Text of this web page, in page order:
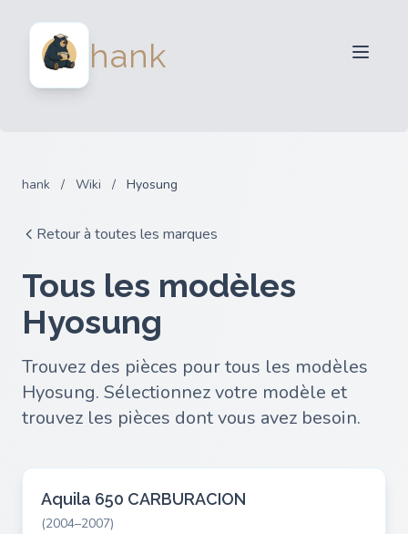
hank
hank / Wiki / Hyosung
Retour à toutes les marques
Tous les modèles
Hyosung
Trouvez des pièces pour tous les modèles
Hyosung. Sélectionnez votre modèle et
trouvez les pièces dont vous avez besoin.
Aquila 650 CARBURACION
(2004–2007)